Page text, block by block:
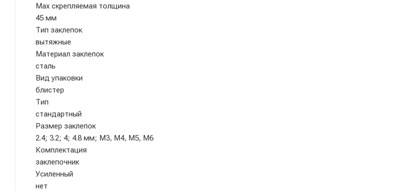
Max скрепляемая толщина
45 мм
Тип заклепок
вытяжные
Материал заклепок
сталь
Вид упаковки
блистер
Тип
стандартный
Размер заклепок
2.4; 3.2; 4; 4.8 мм; М3, М4, М5, М6
Комплектация
заклепочник
Усиленный
нет